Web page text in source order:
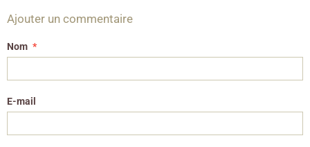
Ajouter un commentaire
Nom
E-mail